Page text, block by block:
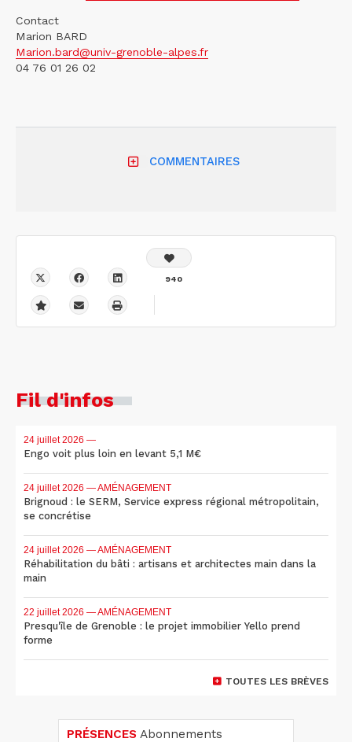
Contact
Marion BARD
Marion.bard@univ-grenoble-alpes.fr
04 76 01 26 02
COMMENTAIRES
940
Fil d'infos
24 juillet 2026 —
Engo voit plus loin en levant 5,1 M€
24 juillet 2026 — AMÉNAGEMENT
Brignoud : le SERM, Service express régional métropolitain,
se concrétise
24 juillet 2026 — AMÉNAGEMENT
Réhabilitation du bâti : artisans et architectes main dans la
main
22 juillet 2026 — AMÉNAGEMENT
Presqu'île de Grenoble : le projet immobilier Yello prend
forme
TOUTES LES BRÈVES
PRÉSENCES Abonnements